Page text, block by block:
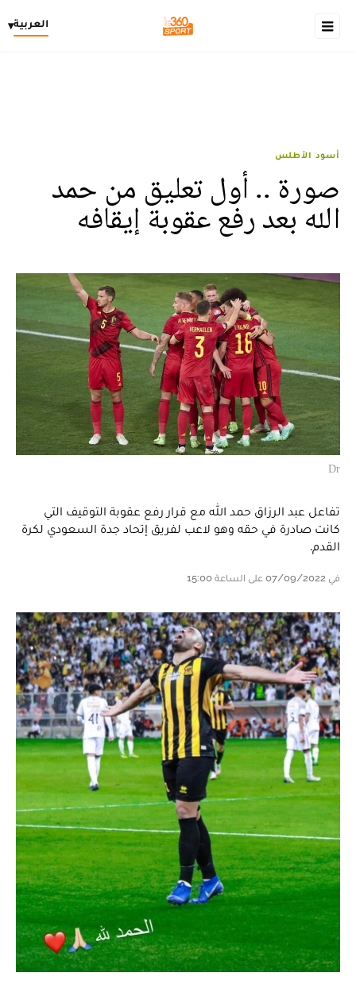
العربية▾
أسود الأطلس
صورة .. أول تعليق من حمد
الله بعد رفع عقوبة إيقافه
Dr
تفاعل عبد الرزاق حمد الله مع قرار رفع عقوبة التوقيف التي
كانت صادرة في حقه وهو لاعب لفريق إتحاد جدة السعودي لكرة
القدم.
في 07/09/2022 على الساعة 15:00